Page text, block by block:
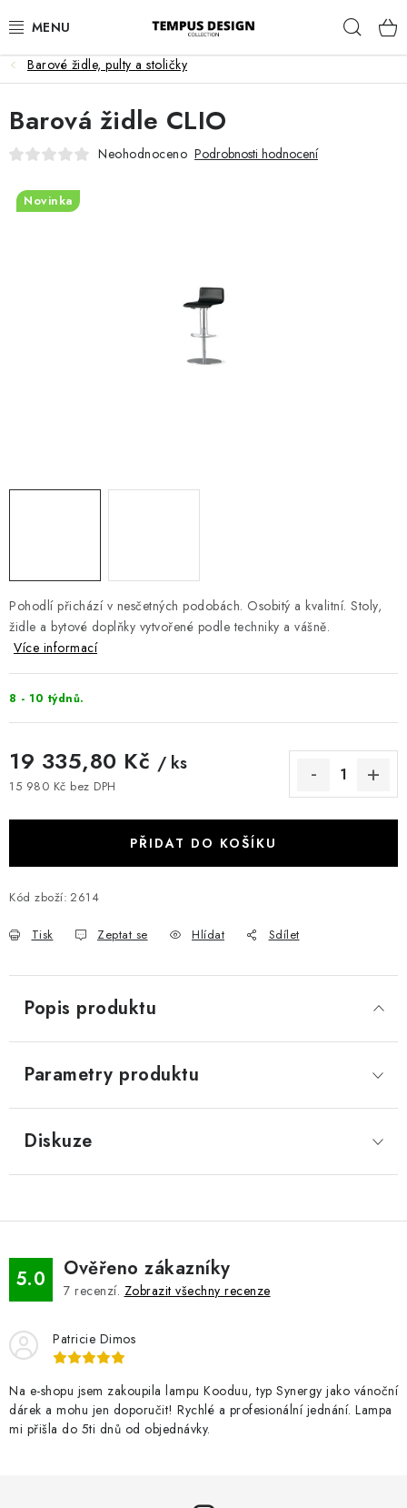
na
OBÝVACÍ POKOJ
KUCHYNĚ A JÍDELNA
Barové židle, pulty a stoličky
Pohodlí přichází v nesčetných podobách. Osobitý a kvalitní. Stoly,
židle a bytové doplňky vytvořené podle techniky a vášně.
Více informací
8 - 10 týdnů.
19 335,80 Kč / ks
15 980 Kč bez DPH
PŘIDAT DO KOŠÍKU
Kód zboží: 2614
Tisk Zeptat se Hlídat Sdílet
Barová židle CLIO
Neohodnoceno Podrobnosti hodnocení
Novinka
Popis produktu
Parametry produktu
Diskuze
5.0 Ověřeno zákazníky
7 recenzí. Zobrazit všechny recenze
Patricie Dimos
Na e-shopu jsem zakoupila lampu Kooduu, typ Synergy jako vánoční
dárek a mohu jen doporučit! Rychlé a profesionální jednání. Lampa
mi přišla do 5ti dnů od objednávky.